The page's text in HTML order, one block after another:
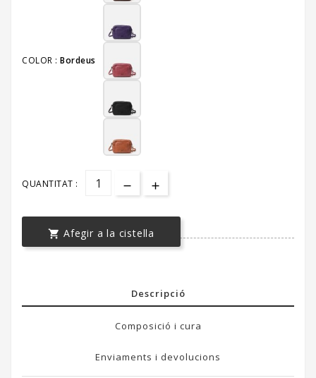
COLOR : Bordeus
QUANTITAT :
 Afegir a la cistella
Descripció
Composició i cura
Enviaments i devolucions